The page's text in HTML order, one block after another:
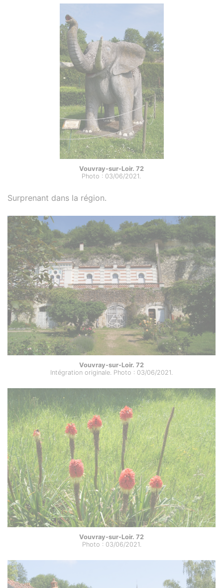
Vouvray-sur-Loir. 72
Photo : 03/06/2021.
Surprenant dans la région.
Vouvray-sur-Loir. 72
Intégration originale. Photo : 03/06/2021.
Vouvray-sur-Loir. 72
Photo : 03/06/2021.